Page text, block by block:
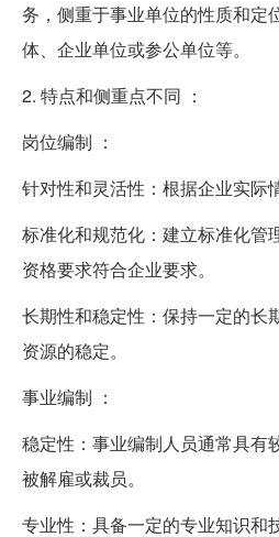
务，侧重于事业单位的性质和定
体、企业单位或参公单位等。
2. 特点和侧重点不同 ：
岗位编制 ：
针对性和灵活性：根据企业实际
标准化和规范化：建立标准化管
资格要求符合企业要求。
长期性和稳定性：保持一定的长
资源的稳定。
事业编制 ：
稳定性：事业编制人员通常具有
被解雇或裁员。
专业性：具备一定的专业知识和